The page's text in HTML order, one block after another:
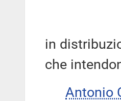
in
che
Antonio